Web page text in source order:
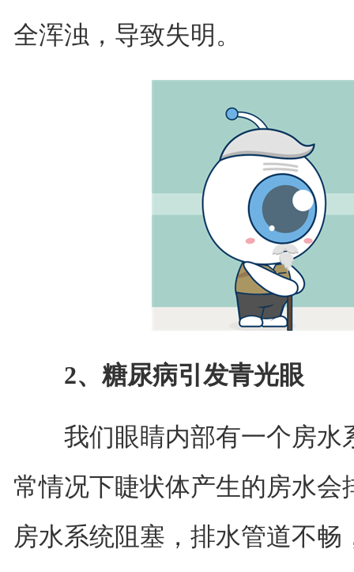
全浑浊，导致失明。
2、糖尿病引发青光眼
我们眼睛内部有一个房水
常情况下睫状体产生的房水
房水系统阻塞，排水管道不